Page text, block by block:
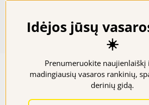
Prekių kiekiai parduotuvėse
Panašūs
Idėjos jūsų
☀️
Prenumeruokite naujienlaiškį
madingiausių vasaros rankinių,
derinių gidą.